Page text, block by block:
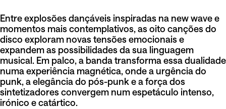
Entre explosões dançáveis inspiradas na new wave e
momentos mais contemplativos, as oito canções do
disco exploram novas tensões emocionais e
expandem as possibilidades da sua linguagem
musical. Em palco, a banda transforma essa dualidade
numa experiência magnética, onde a urgência do
punk, a elegância do pós-punk e a força dos
sintetizadores convergem num espetáculo intenso,
irónico e catártico.